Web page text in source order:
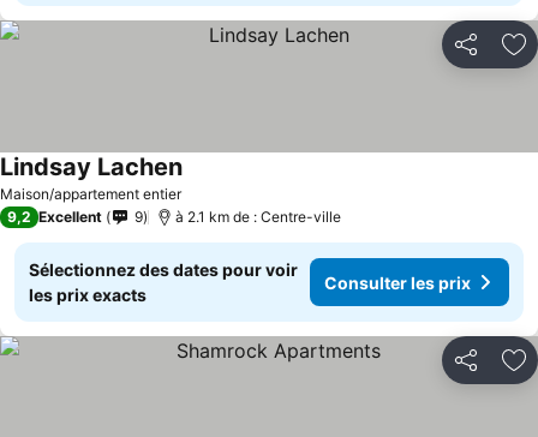
Partager
Maison/appartement entier
Lindsay LachenConsulter les prix
9,2 Excellent 9 à 2.1 km de : Centre-ville
Sélectionnez des dates pour voir
les prix exacts
Consulter les prix
Partager